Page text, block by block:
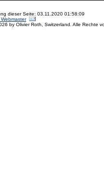
dieser Seite: 03.11.2020 01:58:09
by Olivier Roth, Switzerland. Alle Rechte